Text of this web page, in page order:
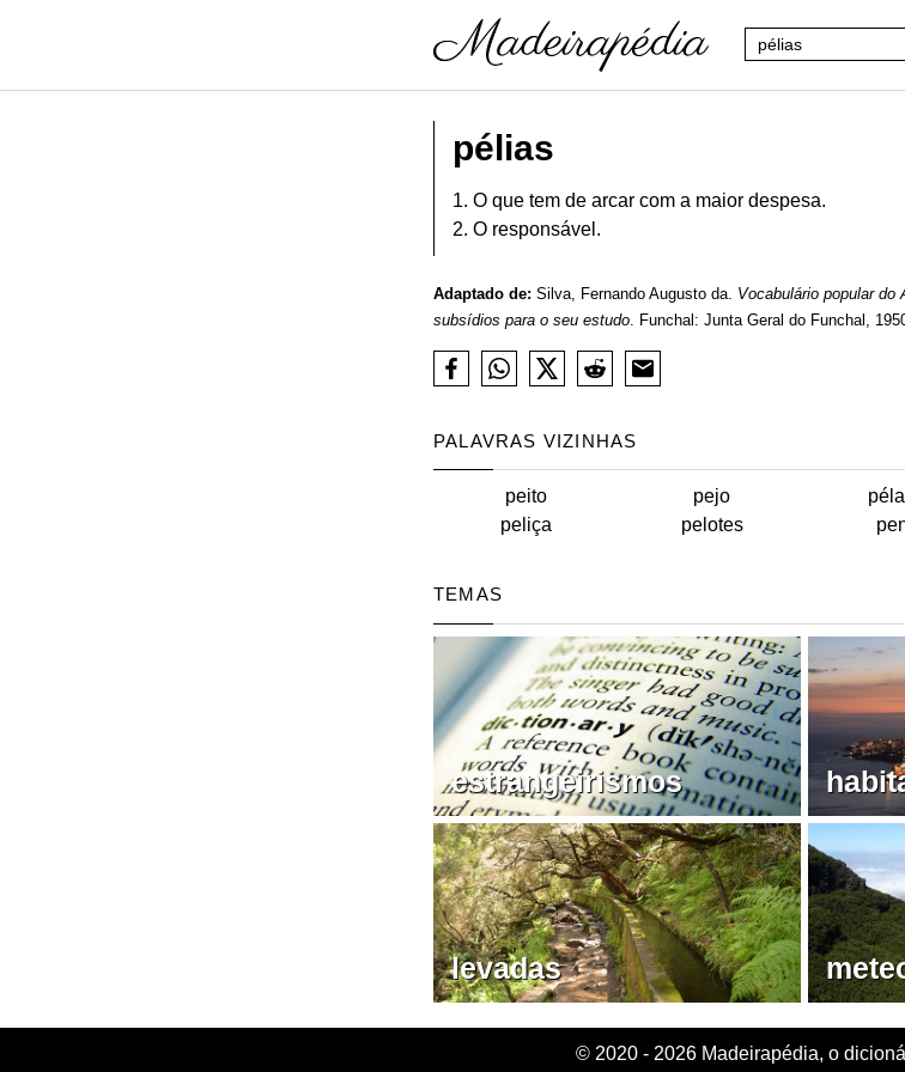
pélias
1. O que tem de arcar com a maior despesa.
2. O responsável.
Adaptado de: Silva, Fernando Augusto da. Vocabulário popular do
subsídios para o seu estudo. Funchal: Junta Geral do Funchal,
PALAVRAS VIZINHAS
peito pejo
peliça
pelotes
TEMAS
estrangeirismos
levadas
© 2020 - 2026 Madeirapédia, o